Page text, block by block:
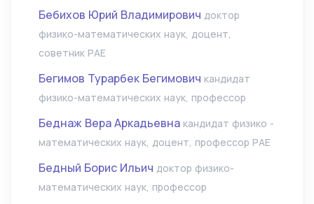
Бебихов Юрий Владимирович доктор
физико-математических наук, доцент,
советник РАЕ
Бегимов Турарбек Бегимович кандидат
физико-математических наук, профессор
Беднаж Вера Аркадьевна кандидат физико -
математических наук, доцент, профессор РАЕ
Бедный Борис Ильич доктор физико-
математических наук, профессор